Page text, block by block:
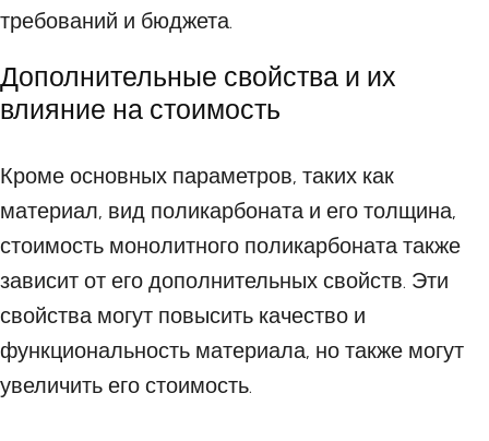
требований и бюджета.
Дополнительные свойства и их
влияние на стоимость
Кроме основных параметров, таких как
материал, вид поликарбоната и его толщина,
стоимость монолитного поликарбоната также
зависит от его дополнительных свойств. Эти
свойства могут повысить качество и
функциональность материала, но также могут
увеличить его стоимость.